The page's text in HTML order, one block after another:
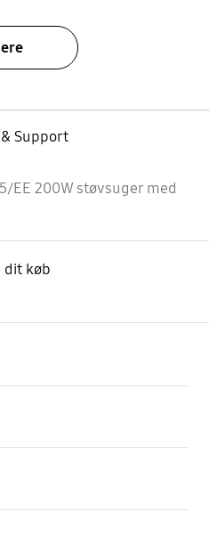
Support
EE 200W støvsuger med
dit køb